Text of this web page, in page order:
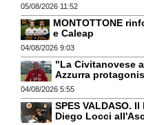
05/08/2026 11:52
MONTOTTONE
e Caleap
04/08/2026 9:03
"La Civitanovese
Azzurra
04/08/2026 5:55
SPES VALDASO.
Diego Locci